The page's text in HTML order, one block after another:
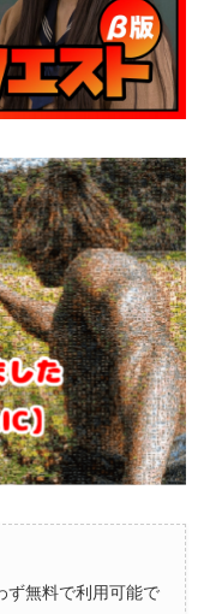
ず無料で利用可能で